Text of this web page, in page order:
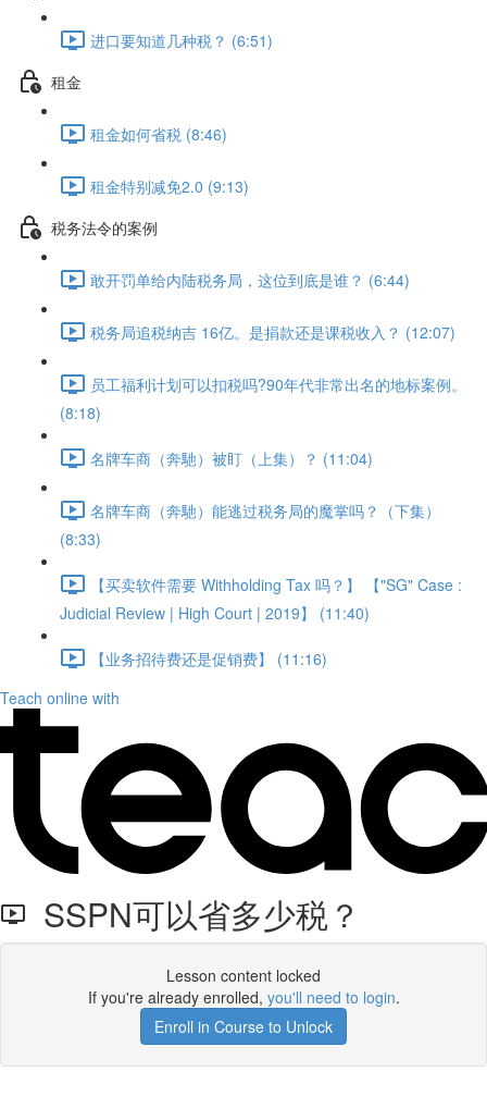
进口要知道几种税？ (6:51)
租金
租金如何省税 (8:46)
租金特别减免2.0 (9:13)
税务法令的案例
敢开罚单给内陆税务局，这位到底是谁？ (6:44)
税务局追税纳吉 16亿。是捐款还是课税收入？ (12:07)
员工福利计划可以扣税吗?90年代非常出名的地标案例。
(8:18)
名牌车商（奔馳）被盯（上集）？ (11:04)
名牌车商（奔馳）能逃过税务局的魔掌吗？（下集）
(8:33)
【买卖软件需要 Withholding Tax 吗？】 【"SG" Case :
Judicial Review | High Court | 2019】 (11:40)
【业务招待费还是促销费】 (11:16)
Teach online with
SSPN可以省多少税？
Lesson content locked
If you're already enrolled, you'll need to login.
Enroll in Course to Unlock